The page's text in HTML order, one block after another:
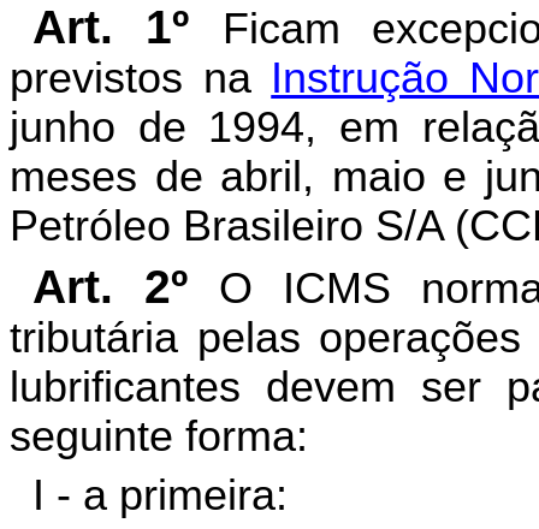
Art. 1º
Ficam
previstos na Instrução
junho de 1994, em
meses de abril, maio e
Petróleo Brasileiro S/A
Art. 2º O ICMS
tributária pelas
lubrificantes devem ser
seguinte forma:
I - a primeira: